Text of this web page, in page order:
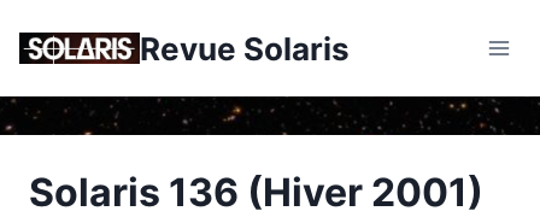
Revue Solaris
Solaris 136 (Hiver 2001)